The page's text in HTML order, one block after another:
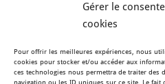
Gérer le
cookies
Pour offrir les meilleures expériences, nous
cookies pour stocker et/ou accéder aux
ces technologies nous permettra de traiter des
navigation ou les ID uniques sur ce site. Le fait
Suivez-nous